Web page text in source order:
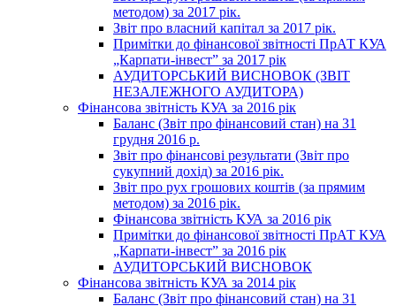
методом) за 2017 рік.
Звіт про власний капітал за 2017 рік.
Примітки до фінансової звітності ПрАТ КУА
„Карпати-інвест” за 2017 рік
АУДИТОРСЬКИЙ ВИСНОВОК (ЗВІТ
НЕЗАЛЕЖНОГО АУДИТОРА)
Фінансова звітність КУА за 2016 рік
Баланс (Звіт про фінансовий стан) на 31
грудня 2016 р.
Звіт про фінансові результати (Звіт про
сукупний дохід) за 2016 рік.
Звіт про рух грошових коштів (за прямим
методом) за 2016 рік.
Фінансова звітність КУА за 2016 рік
Примітки до фінансової звітності ПрАТ КУА
„Карпати-інвест” за 2016 рік
АУДИТОРСЬКИЙ ВИСНОВОК
Фінансова звітність КУА за 2014 рік
Баланс (Звіт про фінансовий стан) на 31